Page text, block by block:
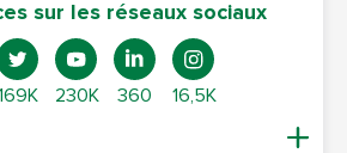
sur les réseaux sociaux
230K 360 16,5K